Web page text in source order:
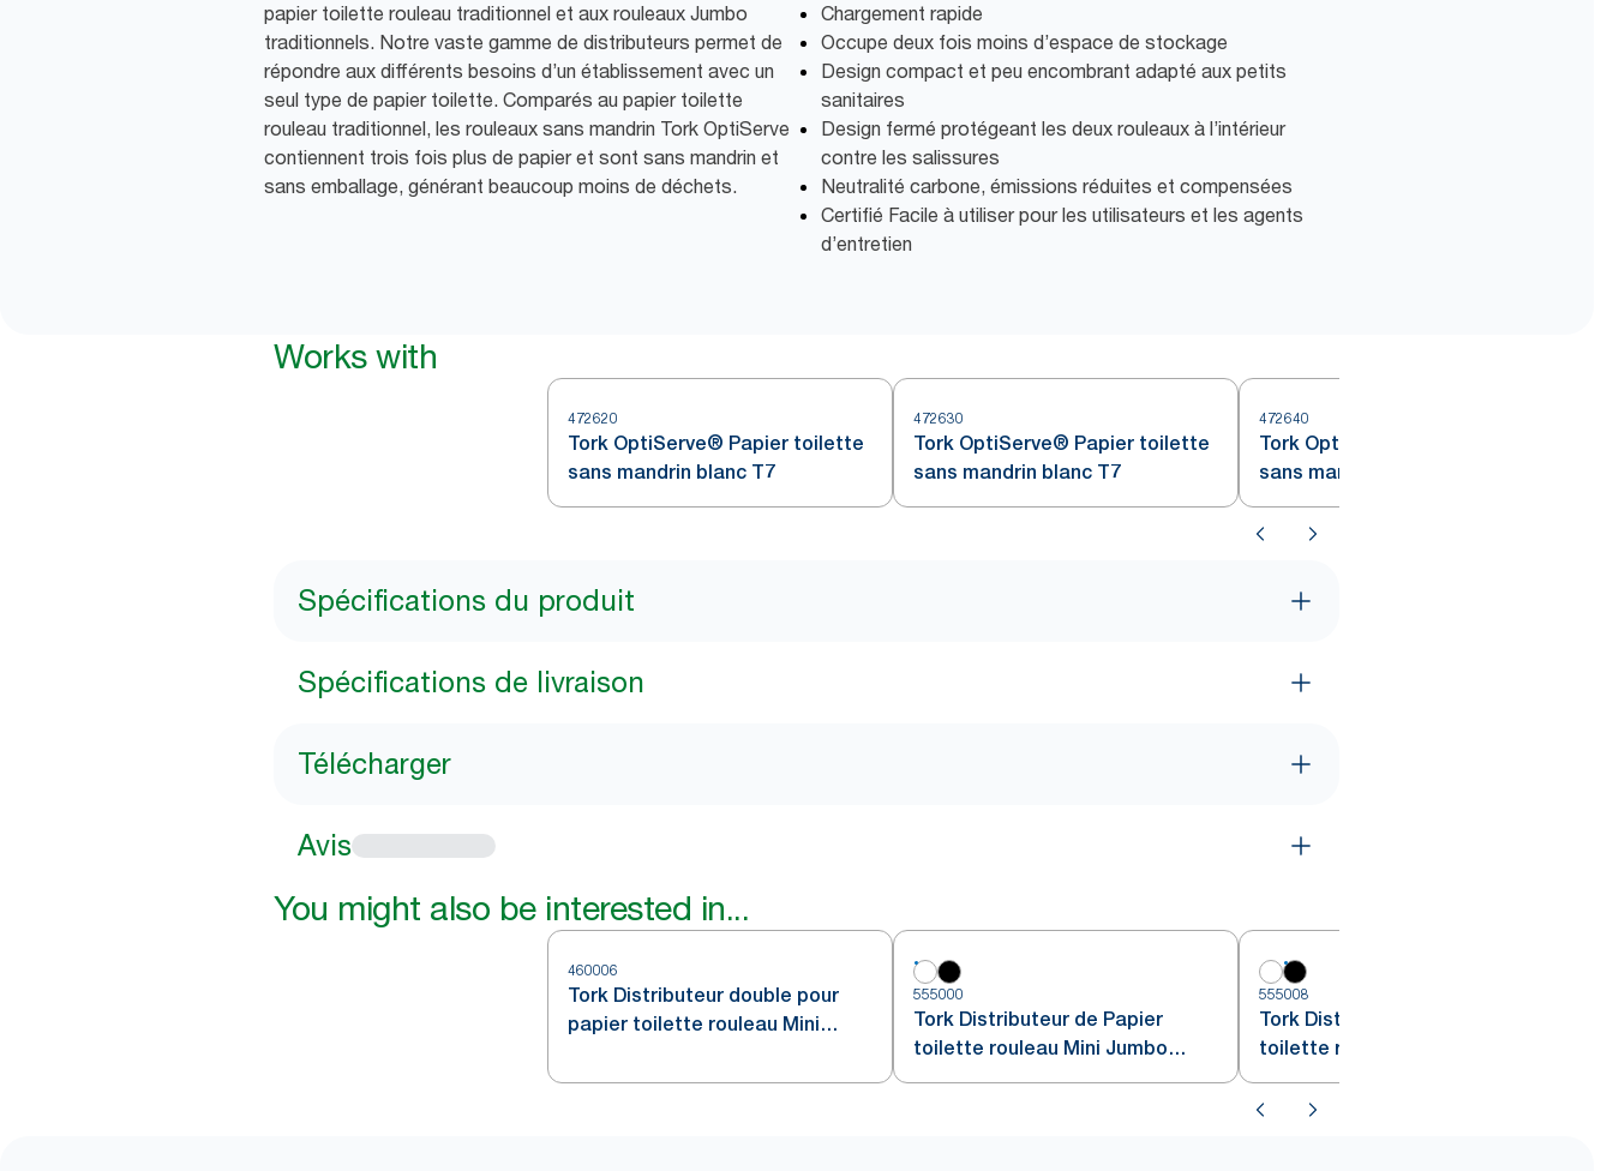
papier toilette rouleau traditionnel et aux rouleaux Jumbo
traditionnels. Notre vaste gamme de distributeurs permet de
répondre aux différents besoins d’un établissement avec un
seul type de papier toilette. Comparés au papier toilette
rouleau traditionnel, les rouleaux sans mandrin Tork OptiServe
contiennent trois fois plus de papier et sont sans mandrin et
sans emballage, générant beaucoup moins de déchets.
Chargement rapide
Occupe deux fois moins d’espace de stockage
Design compact et peu encombrant adapté aux petits
sanitaires
Design fermé protégeant les deux rouleaux à l’intérieur
contre les salissures
Neutralité carbone, émissions réduites et compensées
Certifié Facile à utiliser pour les utilisateurs et les agents
d’entretien
Works with
472620
Tork OptiServe® Papier toilette
sans mandrin blanc T7
472630
Tork OptiServe® Papier toilette
sans mandrin blanc T7
472640
Tork OptiServe® Papier toilette
sans mandrin naturel T7
Spécifications du produit
Spécifications de livraison
Télécharger
Avis
You might also be interested in...
460006
Tork Distributeur double pour
papier toilette rouleau Mini
555000
Tork Distributeur de Papier
toilette rouleau Mini Jumbo
blanc T2
555008
Tork Distributeur de Papier
toilette rouleau Mini Jumbo noir
T2